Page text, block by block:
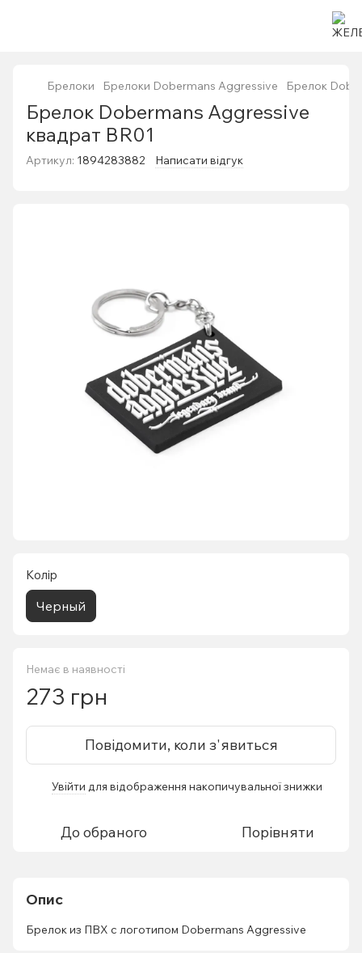
Брелоки Брелоки Dobermans Aggressive Брелок
Брелок Dobermans Aggressive
квадрат BR01
Артикул: 1894283882 Написати відгук
Колір
Черный
Немає в наявності
273 грн
Повідомити, коли з'явиться
Увійти для відображення накопичувальної знижки
До обраного Порівняти
Опис
Брелок из ПВХ с логотипом Dobermans Aggressive